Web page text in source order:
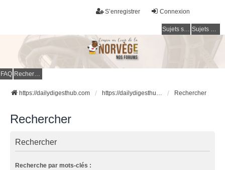
Connexion
S’enregistrer
Sujets sans réponse Sujets actifs
FAQ Rechercher
https://dailydigesthub.com https://dailydigesthub.com Rechercher
Rechercher
Rechercher
Recherche par mots-clés :